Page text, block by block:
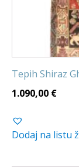
Tepih Shiraz
1.090,00 €
Dodaj na listu